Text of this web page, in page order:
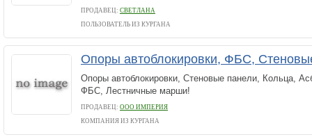
ПРОДАВЕЦ: СВЕТЛАНА
ПОЛЬЗОВАТЕЛЬ ИЗ КУРГАНА
Опоры автоблокировки, ФБС,
Опоры автоблокировки, Стеновые панели, Кольца,
ФБС, Лестничные марши!
ПРОДАВЕЦ: ООО ИМПЕРИЯ
КОМПАНИЯ ИЗ КУРГАНА